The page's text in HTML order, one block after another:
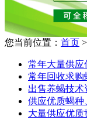
您当前位置： 首页
常年大量供应
常年回收求购
出售养蝎技术
供应优质蝎种
大量供应优质